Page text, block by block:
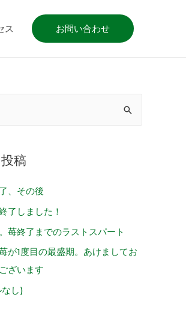
ス お問い合わせ
稿
、その後
しました！
苺終了までのラストスパート
が1度目の最盛期。あけましてお
ざいます
し)